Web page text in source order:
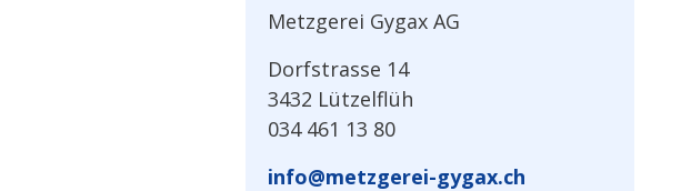
Metzgerei Gygax AG
Dorfstrasse 14
3432 Lützelflüh
034 461 13 80
info@metzgerei-gygax.ch